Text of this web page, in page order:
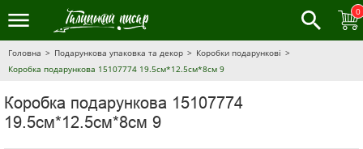
0
Головна Подарункова упаковка та декор
Коробки подарункові
Коробка подарункова 15107774 19.5см*12.5см*8см 9
Коробка подарункова 15107774
19.5см*12.5см*8см 9